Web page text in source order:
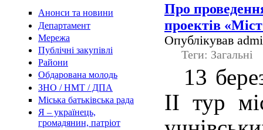
Анонси та новини
Департамент
Мережа
Публічні закупівлі
Райони
Обдарована молодь
ЗНО / НМТ / ДПА
Міська батьківська рада
Я – українець,
громадянин, патріот
Про
проектів
Опублікував
Теги: Загальні
13
ІI тур